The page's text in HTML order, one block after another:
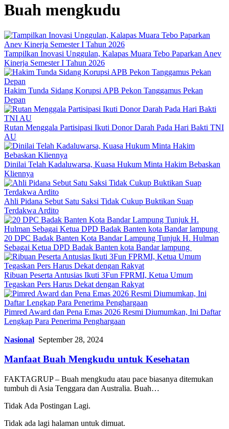
Buah mengkudu
Tampilkan Inovasi Unggulan, Kalapas Muara Tebo Paparkan Anev
Kinerja Semester I Tahun 2026
Hakim Tunda Sidang Korupsi APB Pekon Tanggamus Pekan
Depan
Rutan Menggala Partisipasi Ikuti Donor Darah Pada Hari Bakti TNI
AU
Dinilai Telah Kadaluwarsa, Kuasa Hukum Minta Hakim Bebaskan
Kliennya
Ahli Pidana Sebut Satu Saksi Tidak Cukup Buktikan Suap
Terdakwa Ardito
20 DPC Badak Banten Kota Bandar Lampung Tunjuk H. Hulman
Sebagai Ketua DPD Badak Banten kota Bandar lampung
Ribuan Peserta Antusias Ikuti 3Fun FPRMI, Ketua Umum
Tegaskan Pers Harus Dekat dengan Rakyat
Pimred Award dan Pena Emas 2026 Resmi Diumumkan, Ini Daftar
Lengkap Para Penerima Penghargaan
Nasional September 28, 2024
Manfaat Buah Mengkudu untuk Kesehatan
FAKTAGRUP – Buah mengkudu atau pace biasanya ditemukan
tumbuh di Asia Tenggara dan Australia. Buah…
Tidak Ada Postingan Lagi.
Tidak ada lagi halaman untuk dimuat.